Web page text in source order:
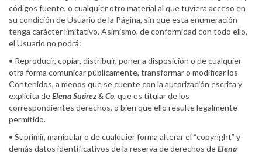
códigos fuente, o cualquier otro material al que tuviera acceso en
su condición de Usuario de la Página, sin que esta enumeración
tenga carácter limitativo. Asimismo, de conformidad con todo ello,
el Usuario no podrá:
• Reproducir, copiar, distribuir, poner a disposición o de cualquier
otra forma comunicar públicamente, transformar o modificar los
Contenidos, a menos que se cuente con la autorización escrita y
explícita deElena Suárez & Co, que es titular de los
correspondientes derechos, o bien que ello resulte legalmente
permitido.
• Suprimir, manipular o de cualquier forma alterar el “copyright” y
demás datos identificativos de la reserva de derechos deElena